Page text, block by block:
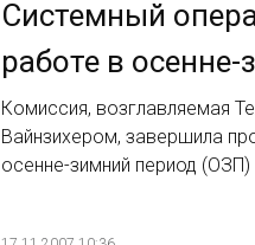
Системный
работе в
Комиссия, возглавляемая
Вайнзихером, завершила
осенне-зимний период (ОЗП)